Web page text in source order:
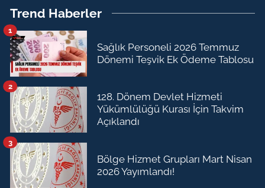
Trend Haberler
Sağlık Personeli 2026 Temmuz
Dönemi Teşvik Ek Ödeme Tablosu
1
128. Dönem Devlet Hizmeti
Yükümlülüğü Kurası İçin Takvim
Açıklandı
2
Bölge Hizmet Grupları Mart Nisan
2026 Yayımlandı!
3